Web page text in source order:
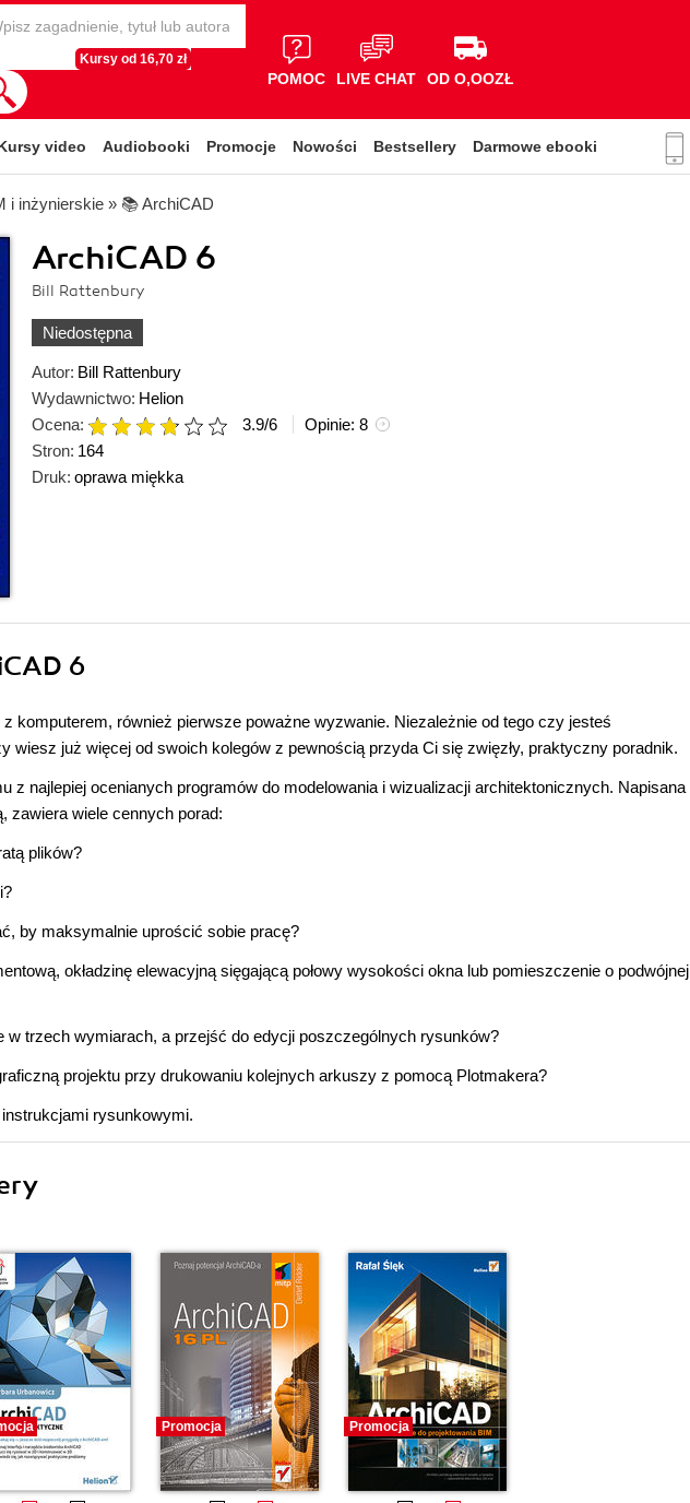
Kursy od 16,70 zł
POMOC LIVE CHAT OD O,OOZŁ
video Audiobooki Promocje Nowości Bestsellery Darmowe ebooki
i inżynierskie » 📚 ArchiCAD
ArchiCAD 6
Bill Rattenbury
Niedostępna
Autor: Bill Rattenbury
Wydawnictwo: Helion
Ocena:
3.9/6 Opinie: 8
Stron: 164
Druk: oprawa miękka
6
komputerem, również pierwsze poważne wyzwanie. Niezależnie od tego czy jesteś
wiesz już więcej od swoich kolegów z pewnością przyda Ci się zwięzły, praktyczny poradnik.
z najlepiej ocenianych programów do modelowania i wizualizacji architektonicznych. Napisana
zawiera wiele cennych porad:
plików?
by maksymalnie uprościć sobie pracę?
okładzinę elewacyjną sięgającą połowy wysokości okna lub pomieszczenie o podwójnej
w trzech wymiarach, a przejść do edycji poszczególnych rysunków?
projektu przy drukowaniu kolejnych arkuszy z pomocą Plotmakera?
rysunkowymi.
Promocja Promocja